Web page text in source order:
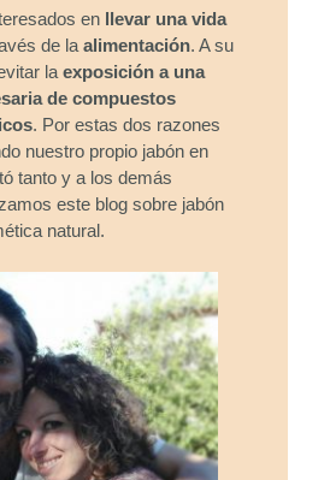
en llevar una vida
de la alimentación. A su
la exposición a una
de compuestos
. Por estas dos razones
nuestro propio jabón en
tanto y a los demás
este blog sobre jabón
natural.